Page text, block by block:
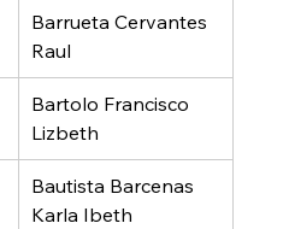
Barrueta Cervantes
Raul
Bartolo Francisco
Lizbeth
Bautista Barcenas
Karla Ibeth